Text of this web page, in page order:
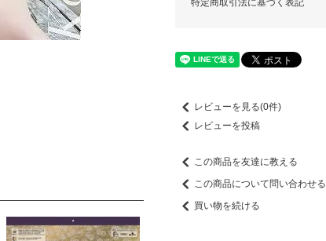
特定商取引法に基づく表記
レビューを見る(0件)
レビューを投稿
この商品を友達に教える
この商品について問い合わせる
買い物を続ける